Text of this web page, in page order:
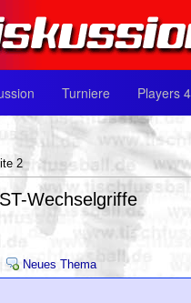
Turniere Players
2
Wechselgriffe
Neues Thema